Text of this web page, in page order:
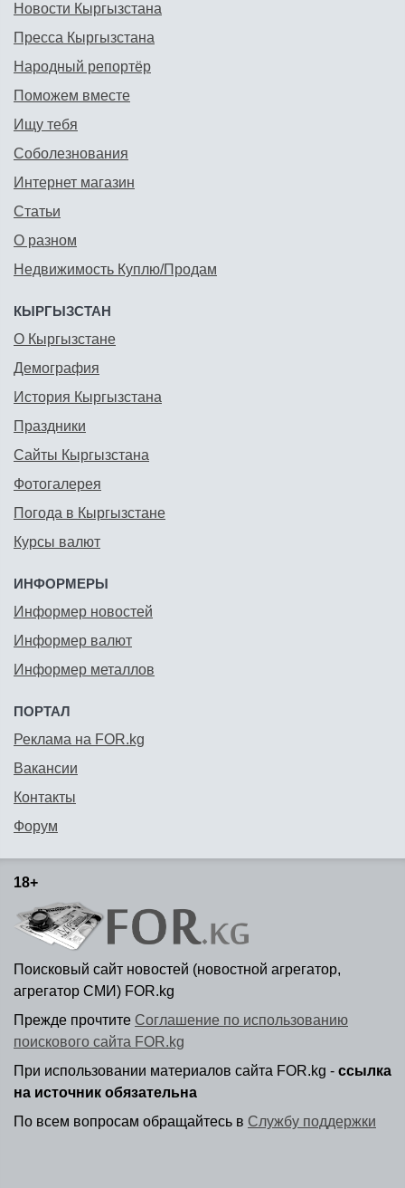
Новости Кыргызстана
Пресса Кыргызстана
Народный репортёр
Поможем вместе
Ищу тебя
Соболезнования
Интернет магазин
Статьи
О разном
Недвижимость Куплю/Продам
КЫРГЫЗСТАН
О Кыргызстане
Демография
История Кыргызстана
Праздники
Сайты Кыргызстана
Фотогалерея
Погода в Кыргызстане
Курсы валют
ИНФОРМЕРЫ
Информер новостей
Информер валют
Информер металлов
ПОРТАЛ
Реклама на FOR.kg
Вакансии
Контакты
Форум
18+
Поисковый сайт новостей (новостной агрегатор,
агрегатор СМИ) FOR.kg
Прежде прочтите Соглашение по использованию
поискового сайта FOR.kg
При использовании материалов сайта FOR.kg - ссылка
на источник обязательна
По всем вопросам обращайтесь в Службу поддержки